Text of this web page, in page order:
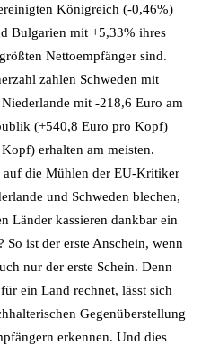
Königreich (-0,46%)
Bulgarien mit +5,33% ihres
Nettoempfänger sind.
zahlen Schweden mit
mit -218,6 Euro am
(+540,8 Euro pro Kopf)
erhalten am meisten.
auf die Mühlen der EU-Kritiker
und Schweden blechen,
Länder kassieren dankbar ein
So ist der erste Anschein, wenn
nur der erste Schein. Denn
ein Land rechnet, lässt sich
Gegenüberstellung
erkennen. Und dies